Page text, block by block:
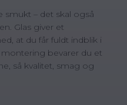
smukt – det skal også
Glas giver et
at du får fuldt indblik i
bevarer du et
så kvalitet, smag og